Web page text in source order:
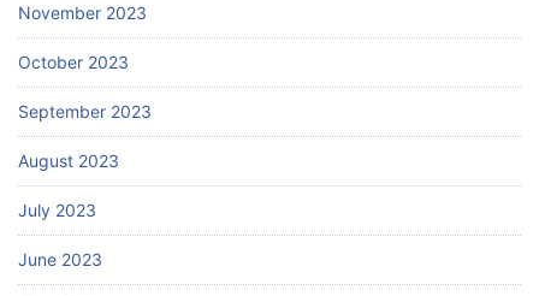
November 2023
October 2023
September 2023
August 2023
July 2023
June 2023